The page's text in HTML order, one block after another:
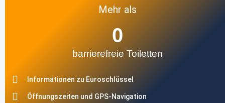
Mehr als
barrierefreie Toiletten
0
Informationen zu Euroschlüssel
Öffnungszeiten und GPS-Navigation